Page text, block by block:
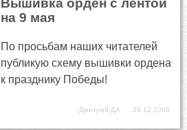
на 9 мая
По просьбам наших читателей
публикую схему вышивки ордена
к празднику Победы!
Дмитрий ДА 29.12.2009